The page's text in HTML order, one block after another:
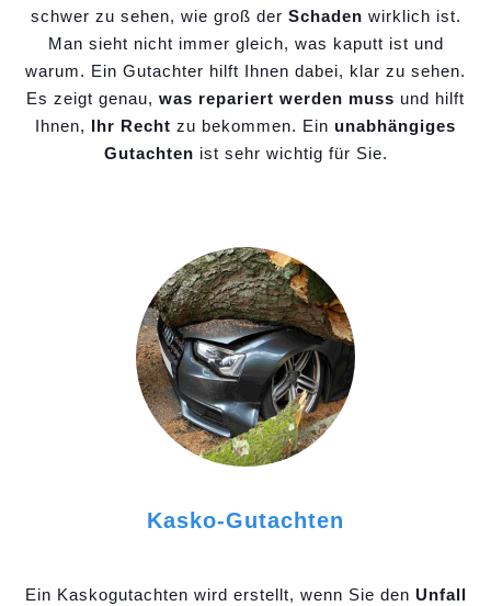
schwer zu sehen, wie groß der Schaden wirklich ist.
Man sieht nicht immer gleich, was kaputt ist und
warum. Ein Gutachter hilft Ihnen dabei, klar zu sehen.
Es zeigt genau, was repariert werden muss und hilft
Ihnen, Ihr Recht zu bekommen. Ein unabhängiges
Gutachten ist sehr wichtig für Sie.
Kasko-Gutachten
Ein Kaskogutachten wird erstellt, wenn Sie den Unfall